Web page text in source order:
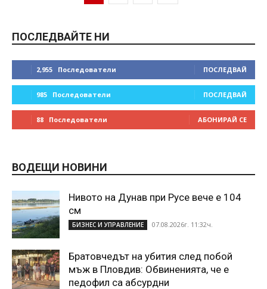
ПОСЛЕДВАЙТЕ НИ
2,955 Последователи ПОСЛЕДВАЙ
985 Последователи ПОСЛЕДВАЙ
88 Последователи АБОНИРАЙ СЕ
ВОДЕЩИ НОВИНИ
Нивото на Дунав при Русе вече е 104
см
БИЗНЕС И УПРАВЛЕНИЕ 07.08.2026г. 11:32ч.
Братовчедът на убития след побой
мъж в Пловдив: Обвиненията, че е
педофил са абсурдни